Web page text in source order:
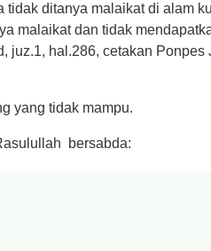
ditanya malaikat di alam
malaikat dan tidak
juz.1, hal.286, cetakan Ponpes
yang tidak mampu.
bersabda: